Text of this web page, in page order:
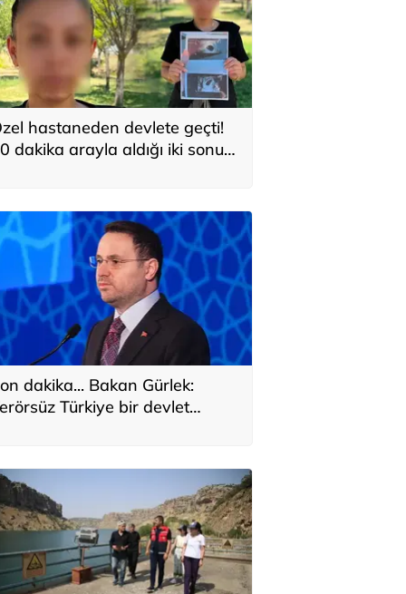
hastaneden devlete geçti!
dakika arayla aldığı iki sonuca
dakika... Bakan Gürlek:
Türkiye bir devlet